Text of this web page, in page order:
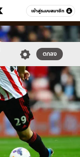
เข้าสู่ระบบสมาชิก
หมวดอื่นๆ
ตกลง